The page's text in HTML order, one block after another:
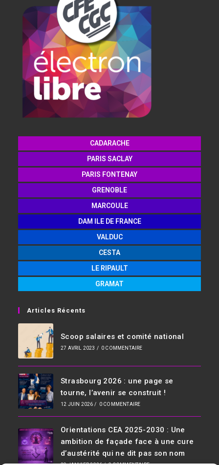
CADARACHE
PARIS SACLAY
PARIS FONTENAY
GRENOBLE
MARCOULE
DAM ILE DE FRANCE
VALDUC
CESTA
LE RIPAULT
GRAMAT
Articles Récents
Scoop salaires et comité national
27 AVRIL 2023 / 0 COMMENTAIRE
Strasbourg 2026 : une page se
tourne, l’avenir se construit !
12 JUIN 2026 / 0 COMMENTAIRE
Orientations CEA 2025-2030 : Une
ambition de façade face à une cure
d’austérité qui ne dit pas son nom